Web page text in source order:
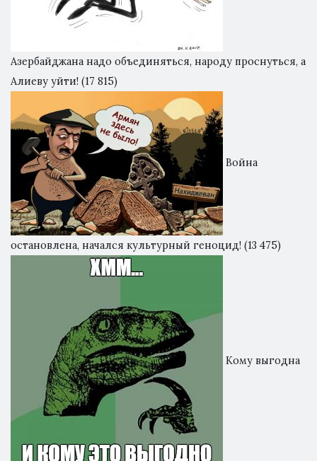
Азербайджана надо объединяться, народу проснуться, а
Алиеву уйти! (17 815)
Война
остановлена, начался культурный геноцид! (13 475)
Кому выгодна